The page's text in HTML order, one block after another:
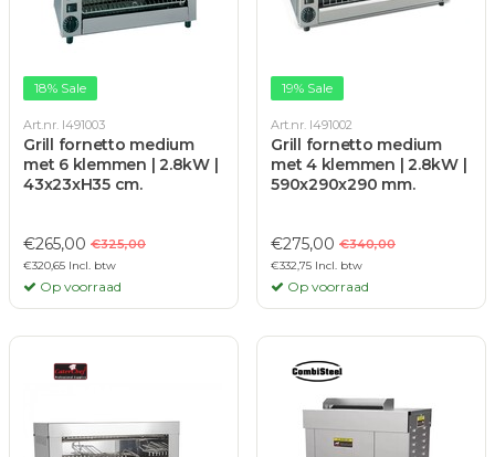
18% Sale
Art.nr. I491003
Grill fornetto medium
met 6 klemmen | 2.8kW |
43x23xH35 cm.
€265,00 €325,00
€320,65 Incl. btw
Op voorraad
19% Sale
Art.nr. I491002
Grill fornetto medium
met 4 klemmen | 2.8kW |
590x290x290 mm.
€275,00 €340,00
€332,75 Incl. btw
Op voorraad